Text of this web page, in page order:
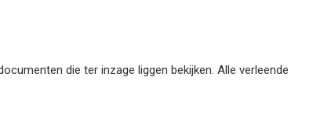
die ter inzage liggen bekijken. Alle verleende